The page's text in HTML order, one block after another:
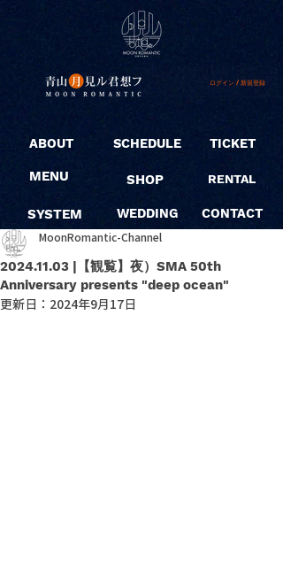
ログイン / 新規登録
ABOUT
MENU
SYSTEM
SCHEDULE
SHOP
WEDDING
TICKET
RENTAL
CONTACT
2024.11.03 |【観覧】夜）SMA 50th
Anniversary presents "deep ocean"
MoonRomantic-Channel
更新日： 2024年9月17日